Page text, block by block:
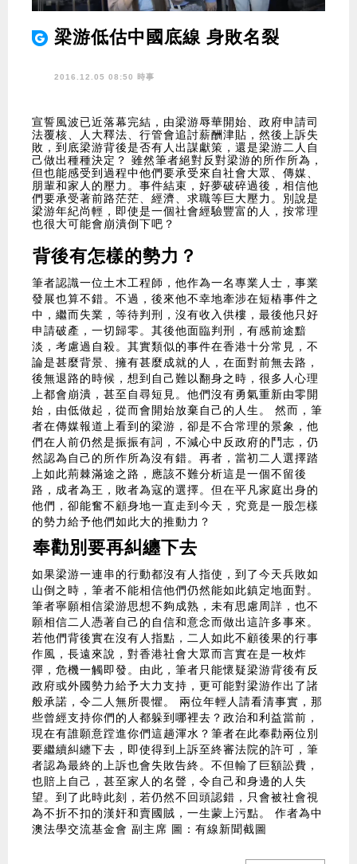
梁游低估中國底線 身敗名裂
2016.12.05 08:50 時事
宣誓風波已近落幕完結，由梁游辱華開始、政府申請司
法覆核、人大釋法、行管會追討薪酬津貼，然後上訴失
敗，到底梁游背後是否有人出謀獻策，還是梁游二人自
己做出種種決定？ 雖然筆者絕對反對梁游的所作所為，
但也能感受到過程中他們要承受來自社會大眾、傳媒、
朋輩和家人的壓力。事件結束，好夢破碎過後，相信他
們要承受著前路茫茫、經濟、求職等巨大壓力。別說是
梁游年紀尚輕，即使是一個社會經驗豐富的人，按常理
也很大可能會崩潰倒下吧？
背後有怎樣的勢力？
筆者認識一位土木工程師，他作為一名專業人士，事業
發展也算不錯。不過，後來他不幸地牽涉在短樁事件之
中，繼而失業，等待判刑，沒有收入供樓，最後他只好
申請破產，一切歸零。其後他面臨判刑，有感前途黯
淡，考慮過自殺。其實類似的事件在香港十分常見，不
論是甚麼背景、擁有甚麼成就的人，在面對前無去路，
後無退路的時候，想到自己難以翻身之時，很多人心理
上都會崩潰，甚至自尋短見。他們沒有勇氣重新由零開
始，由低做起，從而會開始放棄自己的人生。 然而，筆
者在傳媒報道上看到的梁游，卻是不合常理的景象，他
們在人前仍然是振振有詞，不減心中反政府的鬥志，仍
然認為自己的所作所為沒有錯。再者，當初二人選擇踏
上如此荊棘滿途之路，應該不難分析這是一個不留後
路，成者為王，敗者為寇的選擇。但在平凡家庭出身的
他們，卻能奮不顧身地一直走到今天，究竟是一股怎樣
的勢力給予他們如此大的推動力？
奉勸別要再糾纏下去
如果梁游一連串的行動都沒有人指使，到了今天兵敗如
山倒之時，筆者不能相信他們仍然能如此鎮定地面對。
筆者寧願相信梁游思想不夠成熟，未有思慮周詳，也不
願相信二人憑著自己的自信和意念而做出這許多事來。
若他們背後實在沒有人指點，二人如此不顧後果的行事
作風，長遠來說，對香港社會大眾而言實在是一枚炸
彈，危機一觸即發。由此，筆者只能懷疑梁游背後有反
政府或外國勢力給予大力支持，更可能對梁游作出了諸
般承諾，令二人無所畏懼。 兩位年輕人請看清事實，那
些曾經支持你們的人都躲到哪裡去？政治和利益當前，
現在有誰願意蹚進你們這趟渾水？筆者在此奉勸兩位別
要繼續糾纏下去，即使得到上訴至終審法院的許可，筆
者認為最終的上訴也會失敗告終。不但輸了巨額訟費，
也賠上自己，甚至家人的名聲，令自己和身邊的人失
望。到了此時此刻，若仍然不回頭認錯，只會被社會視
為不折不扣的漢奸和賣國賊，一生蒙上污點。 作者為中
澳法學交流基金會 副主席 圖：有線新聞截圖